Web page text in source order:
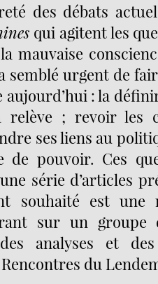
des débats
qui agitent les
mauvaise
semblé urgent de
aujourd’hui : la
relève ; revoir les
ses liens au
de pouvoir. Ces
série d’articles
souhaité est une
sur un groupe
analyses et
du